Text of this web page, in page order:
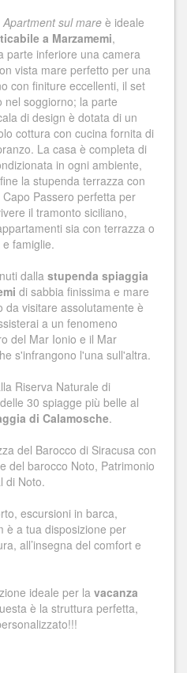
Apartment sul mare è ideale
a Marzamemi,
parte inferiore una camera
vista mare perfetto per una
con finiture eccellenti, il set
nel soggiorno; la parte
di design è dotata di un
cottura con cucina fornita di
La casa è completa di
in ogni ambiente,
la stupenda terrazza con
Passero perfetta per
il tramonto siciliano,
sia con terrazza o
famiglie.
dalla stupenda spiaggia
di sabbia finissima e mare
da visitare assolutamente è
a un fenomeno
del Mar Ionio e il Mar
s'infrangono l'una sull'altra.
Riserva Naturale di
30 spiagge più belle al
di Calamosche.
del Barocco di Siracusa con
del barocco Noto, Patrimonio
di Noto.
escursioni in barca,
è a tua disposizione per
all’insegna del comfort e
ideale per la vacanza
è la struttura perfetta,